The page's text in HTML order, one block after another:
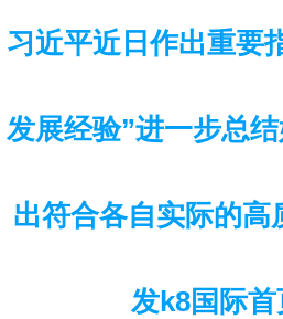
习近平近日作出重要
发展经验”进一步总
出符合各自实际的高
发k8国际